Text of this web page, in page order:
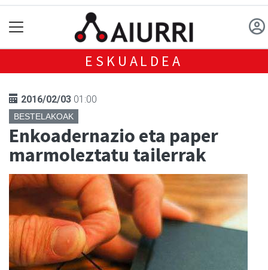
ESKUALDEA
2016/02/03 01:00
BESTELAKOAK
Enkoadernazio eta paper
marmoleztatu tailerrak